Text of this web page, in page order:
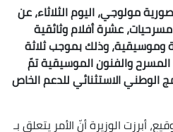
مولوجي، اليوم الثلاثاء، عن
عشرة أفلام وثائقية
وموسيقية، وذلك بموجب ثلاثة
والفنون الموسيقية تمّ
الوطني الاستثنائي للدعم الخاص
أبرزت الوزيرة أنّ الأمر يتعلق بـ